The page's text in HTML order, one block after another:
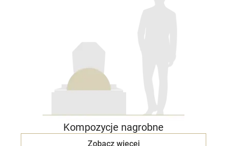
Kompozycje nagrobne
Zobacz więcej